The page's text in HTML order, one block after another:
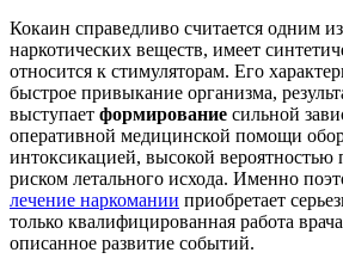
Кокаин справедливо считается одним
наркотических веществ, имеет
относится к стимуляторам. Его
быстрое привыкание организма,
выступает формирование сильной
оперативной медицинской помощи
интоксикацией, высокой вероятностью
риском летального исхода. Именно
лечение наркомании приобретает
только квалифицированная работа
описанное развитие событий.